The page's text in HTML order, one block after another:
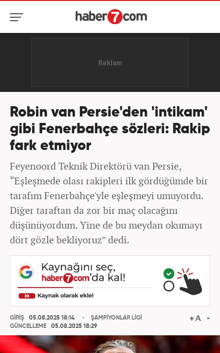
Robin van Persie'den 'intikam'
gibi Fenerbahçe sözleri: Rakip
fark etmiyor
Feyenoord Teknik Direktörü van Persie,
“Eşleşmede olası rakipleri ilk gördüğümde bir
tarafım Fenerbahçe'yle eşleşmeyi umuyordu.
Diğer taraftan da zor bir maç olacağını
düşünüyordum. Yine de bu meydan okumayı
dört gözle bekliyoruz” dedi.
GİRİŞ
05.08.2025 18:14
GÜNCELLEME
05.08.2025 18:29
ŞAMPİYONLAR LİGİ